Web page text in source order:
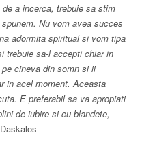
a incerca, trebuie sa stim
Nu vom avea succes
adormita spiritual si vom tipa
trebuie sa-l accepti chiar in
cineva din somn si ii
in acel moment. Aceasta
E preferabil sa va apropiati
de iubire si cu blandete,